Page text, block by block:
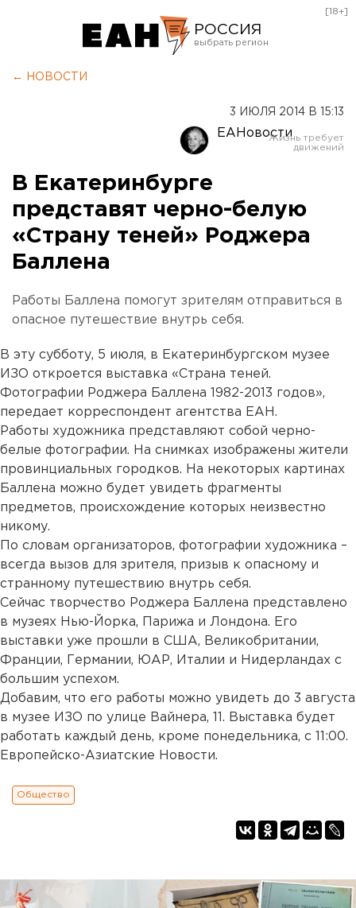
РОССИЯ
Оренбург
[18+]
← НОВОСТИ
3 ИЮЛЯ 2014 В 15:13
ЕАНовости
В Екатеринбурге
представят черно-белую
«Страну теней» Роджера
Баллена
Работы Баллена помогут зрителям отправиться в
опасное путешествие внутрь себя.
В эту субботу, 5 июля, в Екатеринбургском музее
ИЗО откроется выставка «Страна теней.
Фотографии Роджера Баллена 1982-2013 годов»,
передает корреспондент агентства ЕАН.
Работы художника представляют собой черно-
белые фотографии. На снимках изображены жители
провинциальных городков. На некоторых картинах
Баллена можно будет увидеть фрагменты
предметов, происхождение которых неизвестно
никому.
По словам организаторов, фотографии художника –
всегда вызов для зрителя, призыв к опасному и
странному путешествию внутрь себя.
Сейчас творчество Роджера Баллена представлено
в музеях Нью-Йорка, Парижа и Лондона. Его
выставки уже прошли в США, Великобритании,
Франции, Германии, ЮАР, Италии и Нидерландах с
большим успехом.
Добавим, что его работы можно увидеть до 3 августа
в музее ИЗО по улице Вайнера, 11. Выставка будет
работать каждый день, кроме понедельника, с 11:00.
Европейско-Азиатские Новости.
Общество